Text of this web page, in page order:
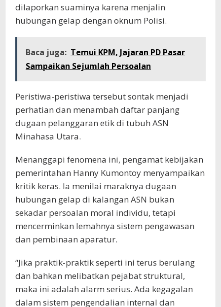
dilaporkan suaminya karena menjalin
hubungan gelap dengan oknum Polisi.
Baca juga: Temui KPM, Jajaran PD Pasar
Sampaikan Sejumlah Persoalan
Peristiwa-peristiwa tersebut sontak menjadi
perhatian dan menambah daftar panjang
dugaan pelanggaran etik di tubuh ASN
Minahasa Utara.
Menanggapi fenomena ini, pengamat kebijakan
pemerintahan Hanny Kumontoy menyampaikan
kritik keras. Ia menilai maraknya dugaan
hubungan gelap di kalangan ASN bukan
sekadar persoalan moral individu, tetapi
mencerminkan lemahnya sistem pengawasan
dan pembinaan aparatur.
“Jika praktik-praktik seperti ini terus berulang
dan bahkan melibatkan pejabat struktural,
maka ini adalah alarm serius. Ada kegagalan
dalam sistem pengendalian internal dan